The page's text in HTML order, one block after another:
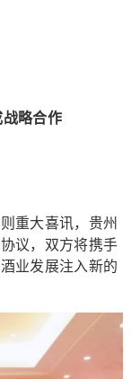
略合作
重大喜讯，贵州
议，双方将携手
业发展注入新的